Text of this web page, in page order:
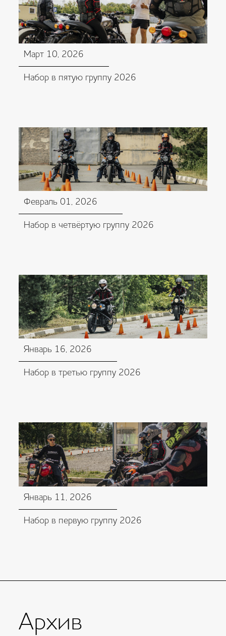
Март 10, 2026
Набор в пятую группу 2026
Февраль 01, 2026
Набор в четвёртую группу 2026
Январь 16, 2026
Набор в третью группу 2026
Январь 11, 2026
Набор в первую группу 2026
Архив